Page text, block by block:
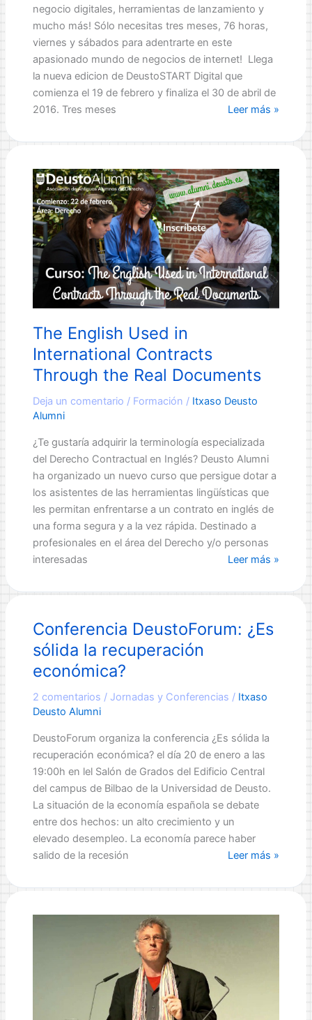
mediación,
de
negocio digitales, herramientas de lanzamiento y
mucho más! Sólo necesitas tres meses, 76 horas,
viernes y sábados para adentrarte en este
apasionado mundo de negocios de internet! Llega
la nueva edicion de DeustoSTART Digital que
comienza el 19 de febrero y finaliza el 30 de abril de
2016. Tres meses
DeustoSTART
comienza
febrero
de
2016
Leer más »
The English Used in
International Contracts
Through the Real Documents
Deja un comentario / Formación / Itxaso Deusto
Alumni
¿Te gustaría adquirir la terminología especializada
del Derecho Contractual en Inglés? Deusto Alumni
ha organizado un nuevo curso que persigue dotar a
los asistentes de las herramientas lingüísticas que
les permitan enfrentarse a un contrato en inglés de
una forma segura y a la vez rápida. Destinado a
profesionales en el área del Derecho y/o personas
interesadas
The
Used
International
Contracts
Real
Leer más »
Conferencia DeustoForum: ¿Es
sólida la recuperación
económica?
2 comentarios / Jornadas y Conferencias / Itxaso
Deusto Alumni
DeustoForum organiza la conferencia ¿Es sólida la
recuperación económica? el día 20 de enero a las
19:00h en lel Salón de Grados del Edificio Central
del campus de Bilbao de la Universidad de Deusto.
La situación de la economía española se debate
entre dos hechos: un alto crecimiento y un
elevado desempleo. La economía parece haber
salido de la recesión
Conferencia
¿Es
Leer más »